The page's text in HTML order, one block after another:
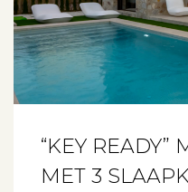
“KEY READY”
MET 3